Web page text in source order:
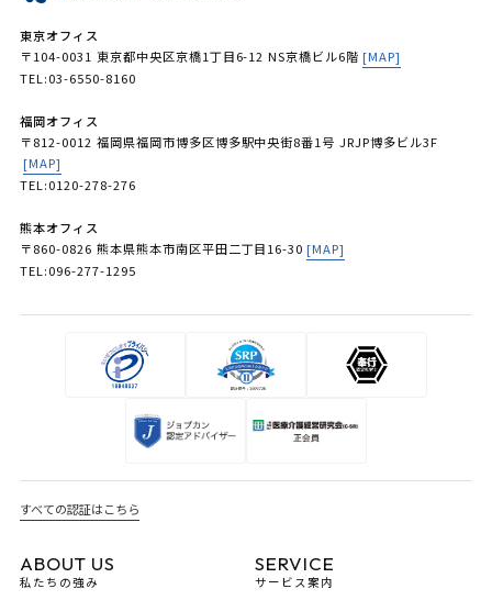
東京オフィス
〒104-0031 東京都中央区京橋1丁目6-12 NS京橋ビル6階 [MAP]
TEL:03-6550-8160
福岡オフィス
〒812-0012 福岡県福岡市博多区博多駅中央街8番1号 JRJP博多ビル3F
[MAP]
TEL:0120-278-276
熊本オフィス
〒860-0826 熊本県熊本市南区平田二丁目16-30 [MAP]
TEL:096-277-1295
すべての認証はこちら
ABOUT US
私たちの強み
SERVICE
サービス案内